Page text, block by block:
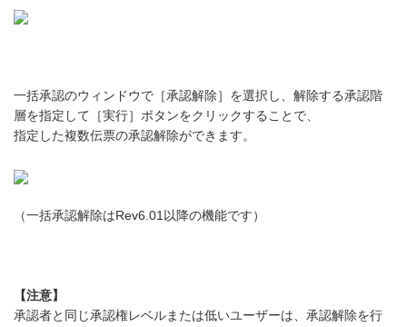
一括承認のウィンドウで［承認解除］を選択し、解除する承認階
層を指定して［実行］ボタンをクリックすることで、
指定した複数伝票の承認解除ができます。
（一括承認解除はRev6.01以降の機能です）
【注意】
承認者と同じ承認権レベルまたは低いユーザーは、承認解除を行